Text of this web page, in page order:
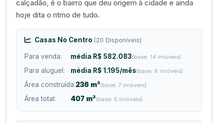
calçadão, é o bairro que deu origem à cidade e ainda
hoje dita o ritmo de tudo.
Casas No Centro (20 Disponíveis)
Para venda: média R$ 582.083(base: 14 imóveis)
Para aluguel: média R$ 1.195/mês(base: 6 imóveis)
Área construída:236 m²(base: 7 imóveis)
Área total: 407 m²(base: 6 imóveis)